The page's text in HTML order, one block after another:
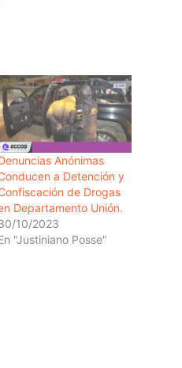
Anónimas
a Detención y
de Drogas
Departamento Unión.
10/2023
"Justiniano Posse"